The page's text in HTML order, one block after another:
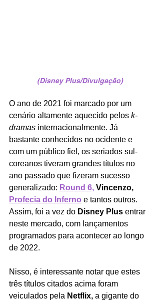
(Disney Plus/Divulgação)
O ano de 2021 foi marcado por um
cenário altamente aquecido pelos k-
dramas internacionalmente. Já
bastante conhecidos no ocidente e
com um público fiel, os seriados sul-
coreanos tiveram grandes títulos no
ano passado que fizeram sucesso
generalizado: Round 6, Vincenzo,
Profecia do Inferno e tantos outros.
Assim, foi a vez do Disney Plus entrar
neste mercado, com lançamentos
programados para acontecer ao longo
de 2022.
Nisso, é interessante notar que estes
três títulos citados acima foram
veiculados pela Netflix, a gigante do